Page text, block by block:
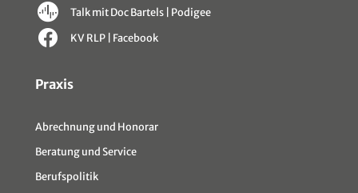
Sitemap
Praxis
Abrechnung und Honorar
Beratung und Service
Berufspolitik
Talk mit Doc Bartels | Podigee
KV RLP | Facebook